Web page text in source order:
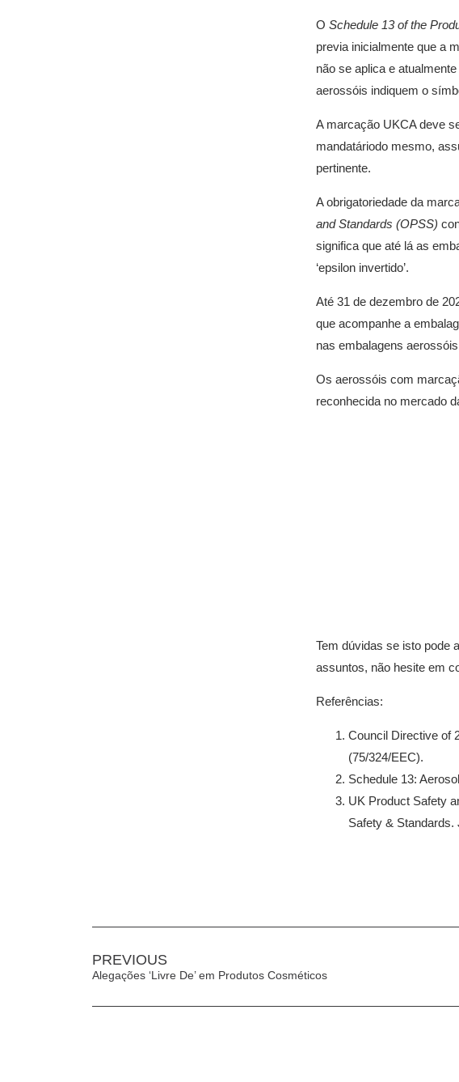
O Schedule 13 of the
previa inicialmente que a
não se aplica e
aerossóis indiquem o
A marcação UKCA deve
mandatáriodo mesmo,
pertinente.
A obrigatoriedade da
and Standards (OPSS)
significa que até lá as
‘epsilon invertido’.
Até 31 de dezembro de
que acompanhe a
nas embalagens
Os aerossóis com
reconhecida no mercado
Tem dúvidas se isto pode
assuntos, não hesite em
Referências:
Council Directive of
(75/324/EEC).
Schedule 13:
UK Product Safety
Safety & Standards.
PREVIOUS
Alegações ‘Livre De’ em Produtos Cosméticos